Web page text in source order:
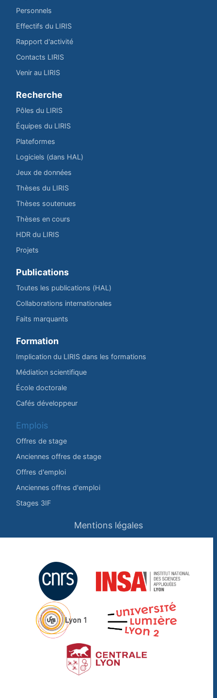
Personnels
Effectifs du LIRIS
Rapport d'activité
Contacts LIRIS
Venir au LIRIS
Recherche
Pôles du LIRIS
Équipes du LIRIS
Plateformes
Logiciels (dans HAL)
Jeux de données
Thèses du LIRIS
Thèses soutenues
Thèses en cours
HDR du LIRIS
Projets
Publications
Toutes les publications (HAL)
Collaborations internationales
Faits marquants
Formation
Implication du LIRIS dans les formations
Médiation scientifique
École doctorale
Cafés développeur
Emplois
Offres de stage
Anciennes offres de stage
Offres d'emploi
Anciennes offres d'emploi
Stages 3IF
Mentions légales